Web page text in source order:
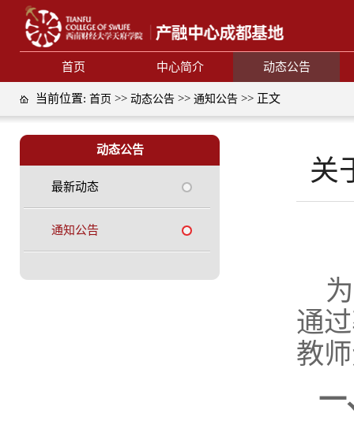
首页 中心简介 动态公告
当前位置: 首页 >> 动态公告 >> 通知公告 >> 正文
动态公告
最新动态
通知公告
关
通
教
一